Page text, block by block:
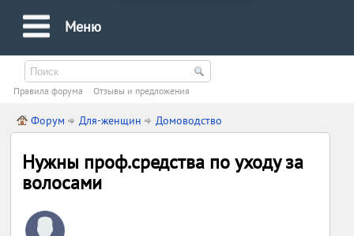
Меню
Правила форума Oтзывы и предложения
Форум Для-женщин Домоводство
Нужны проф.средства по уходу за
волосами